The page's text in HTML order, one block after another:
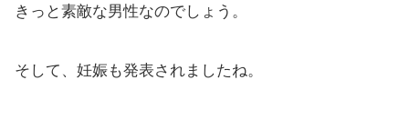
きっと素敵な男性なのでしょう。
そして、妊娠も発表されましたね。